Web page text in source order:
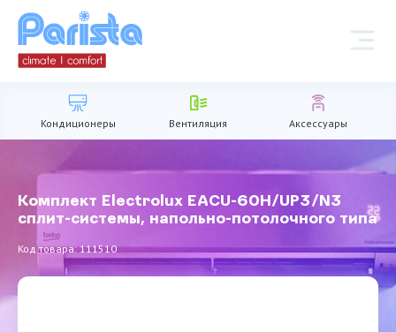
Кондиционеры Вентиляция Аксессуары
Комплект Electrolux EACU-60H/UP3/N3
сплит-системы, напольно-потолочного типа
Код товара: 111510